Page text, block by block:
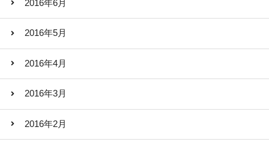
2016年6月
2016年5月
2016年4月
2016年3月
2016年2月